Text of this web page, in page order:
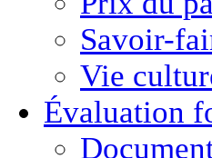
Savoir-
Vie
Évaluation